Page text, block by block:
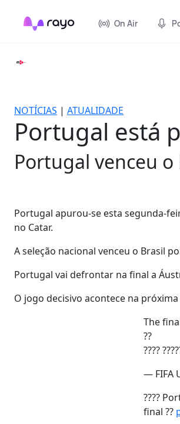
On Air
NOTÍCIAS | ATUALIDADE
Portugal está
Portugal venceu
Portugal apurou-se esta segunda-
no Catar.
A seleção nacional venceu o Brasil
Portugal vai defrontar na final a
O jogo decisivo acontece na
The
??
????
— FIFA
????
final ??